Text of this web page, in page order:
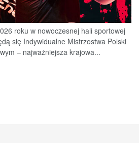
roku w nowoczesnej hali sportowej
się Indywidualne Mistrzostwa Polski
– najważniejsza krajowa...